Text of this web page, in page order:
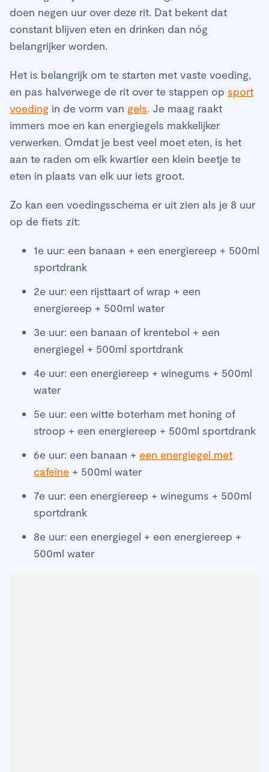
doen negen uur over deze rit. Dat bekent dat
constant blijven eten en drinken dan nóg
belangrijker worden.
Het is belangrijk om te starten met vaste voeding,
en pas halverwege de rit over te stappen op sport
voeding in de vorm van gels. Je maag raakt
immers moe en kan energiegels makkelijker
verwerken. Omdat je best veel moet eten, is het
aan te raden om elk kwartier een klein beetje te
eten in plaats van elk uur iets groot.
Zo kan een voedingsschema er uit zien als je 8 uur
op de fiets zit:
1e uur: een banaan + een energiereep + 500ml
sportdrank
2e uur: een rijsttaart of wrap + een
energiereep + 500ml water
3e uur: een banaan of krentebol + een
energiegel + 500ml sportdrank
4e uur: een energiereep + winegums + 500ml
water
5e uur: een witte boterham met honing of
stroop + een energiereep + 500ml sportdrank
6e uur: een banaan + een energiegel met
cafeïne + 500ml water
7e uur: een energiereep + winegums + 500ml
sportdrank
8e uur: een energiegel + een energiereep +
500ml water